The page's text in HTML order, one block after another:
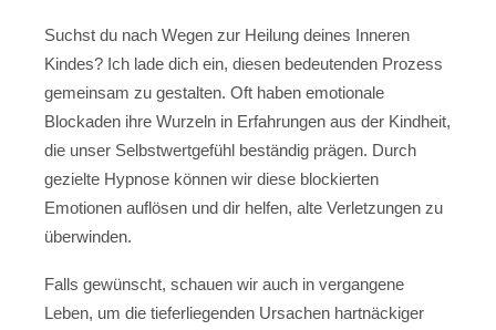
Suchst du nach Wegen zur Heilung deines Inneren
Kindes? Ich lade dich ein, diesen bedeutenden Prozess
gemeinsam zu gestalten. Oft haben emotionale
Blockaden ihre Wurzeln in Erfahrungen aus der Kindheit,
die unser Selbstwertgefühl beständig prägen. Durch
gezielte Hypnose können wir diese blockierten
Emotionen auflösen und dir helfen, alte Verletzungen zu
überwinden.
Falls gewünscht, schauen wir auch in vergangene
Leben, um die tieferliegenden Ursachen hartnäckiger